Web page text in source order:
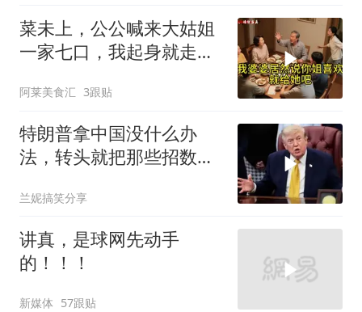
菜未上，公公喊来大姑姐
一家七口，我起身就走，
阿莱美食汇 3跟贴
特朗普拿中国没什么办
法，转头就把那些招数，
兰妮搞笑分享
讲真，是球网先动手
的！！！
新媒体 57跟贴